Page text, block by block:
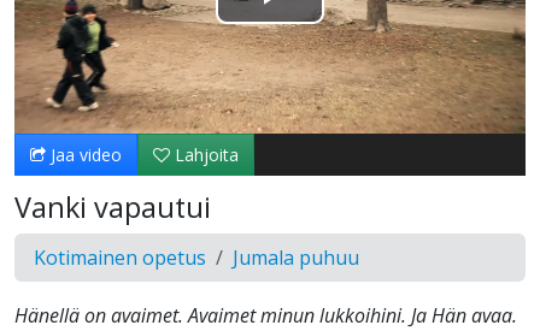
Toista
Video
Jaa video Lahjoita
Vanki vapautui
Kotimainen opetus Jumala puhuu
Hänellä on avaimet. Avaimet minun lukkoihini. Ja Hän avaa.